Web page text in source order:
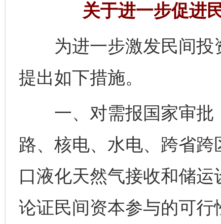
关于进一步促进
为进一步激发民间投
提出如下措施。
一、对需报国家审批
路、核电、水电、跨省
口液化天然气接收和储
论证民间资本参与的可